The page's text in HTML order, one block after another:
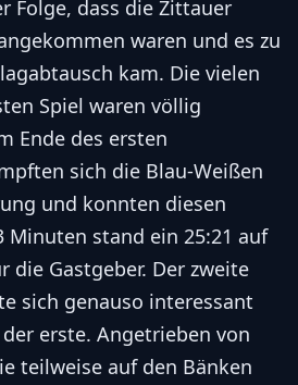
Folge, dass die Zittauer
waren und es zu
kam. Die vielen
Spiel waren völlig
Ende des ersten
sich die Blau-Weißen
und konnten diesen
Minuten stand ein 25:21 auf
die Gastgeber. Der zweite
sich genauso interessant
erste. Angetrieben von
teilweise auf den Bänken